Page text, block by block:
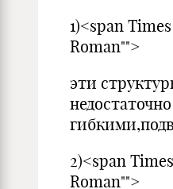
1)<span
Roman"">
эти
недостаточно
2)<span
Roman"">